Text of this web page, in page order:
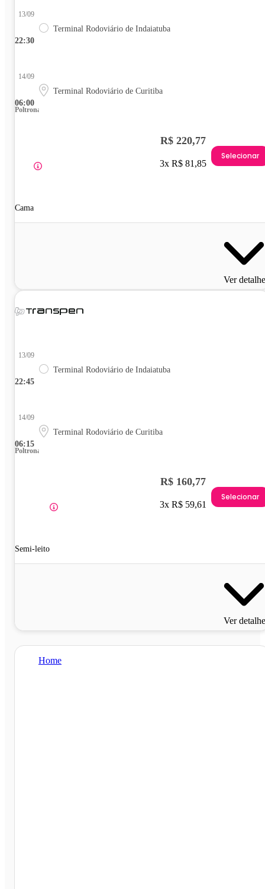
22:30
13/09
Terminal Rodoviário de Indaiatuba
06:00
14/09
Terminal Rodoviário de Curitiba
Poltrona
Cama
R$ 220,77
3x R$ 81,85
Selecionar
Ver
22:45
13/09
Terminal Rodoviário de Indaiatuba
06:15
14/09
Terminal Rodoviário de Curitiba
Poltrona
Semi-leito
R$ 160,77
3x R$ 59,61
Selecionar
Ver
Home